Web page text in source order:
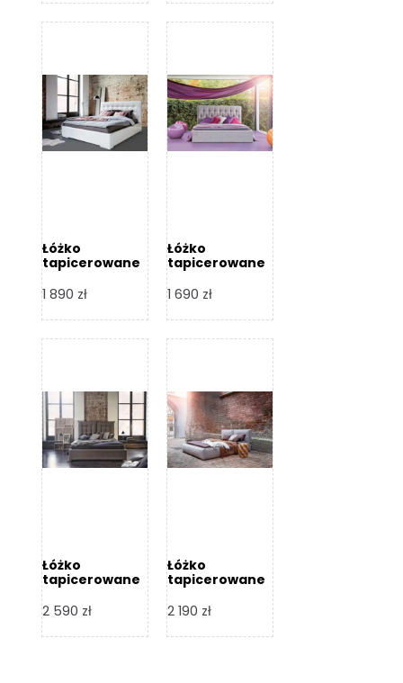
Łóżko
tapicerowane
Design
1 890 zł
Łóżko
tapicerowane
Design
1 690 zł
Łóżko
tapicerowane
Design
2 590 zł
Łóżko
tapicerowane
Design
2 190 zł